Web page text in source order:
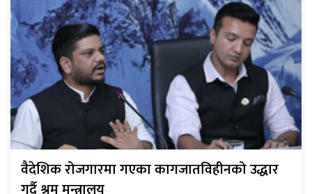
वैदेशिक रोजगारमा गएका कागजातविहीनको उद्धार